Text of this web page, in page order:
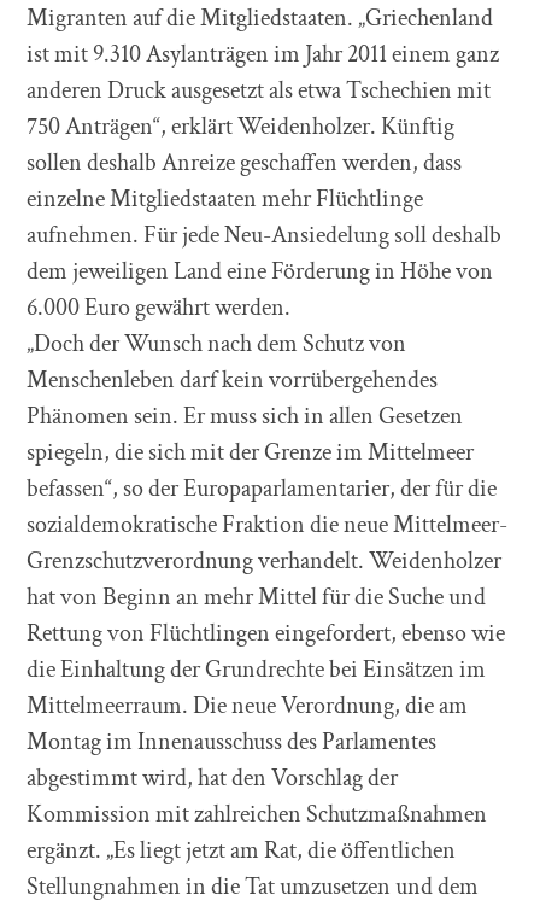
Migranten auf die Mitgliedstaaten. „Griechenland
ist mit 9.310 Asylanträgen im Jahr 2011 einem ganz
anderen Druck ausgesetzt als etwa Tschechien mit
750 Anträgen“, erklärt Weidenholzer. Künftig
sollen deshalb Anreize geschaffen werden, dass
einzelne Mitgliedstaaten mehr Flüchtlinge
aufnehmen. Für jede Neu-Ansiedelung soll deshalb
dem jeweiligen Land eine Förderung in Höhe von
6.000 Euro gewährt werden.
„Doch der Wunsch nach dem Schutz von
Menschenleben darf kein vorrübergehendes
Phänomen sein. Er muss sich in allen Gesetzen
spiegeln, die sich mit der Grenze im Mittelmeer
befassen“, so der Europaparlamentarier, der für die
sozialdemokratische Fraktion die neue Mittelmeer-
Grenzschutzverordnung verhandelt. Weidenholzer
hat von Beginn an mehr Mittel für die Suche und
Rettung von Flüchtlingen eingefordert, ebenso wie
die Einhaltung der Grundrechte bei Einsätzen im
Mittelmeerraum. Die neue Verordnung, die am
Montag im Innenausschuss des Parlamentes
abgestimmt wird, hat den Vorschlag der
Kommission mit zahlreichen Schutzmaßnahmen
ergänzt. „Es liegt jetzt am Rat, die öffentlichen
Stellungnahmen in die Tat umzusetzen und dem